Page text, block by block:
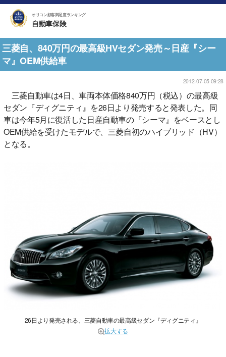
オリコン顧客満足度ランキング
自動車保険
三菱自、840万円の最高級HVセダン発売～日産『シー
マ』OEM供給車
2012-07-05 09:28
三菱自動車は4日、車両本体価格840万円（税込）の最高級
セダン『ディグニティ』を26日より発売すると発表した。同
車は今年5月に復活した日産自動車の『シーマ』をベースとし
OEM供給を受けたモデルで、三菱自初のハイブリッド（HV）
となる。
26日より発売される、三菱自動車の最高級セダン『ディグニティ』
拡大する